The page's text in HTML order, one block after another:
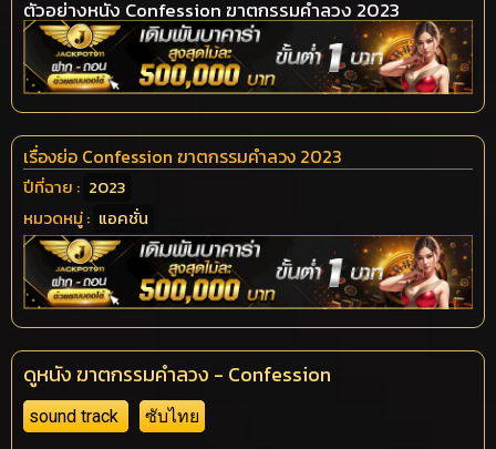
ตัวอย่างหนัง Confession ฆาตกรรมคำลวง 2023
เรื่องย่อ Confession ฆาตกรรมคำลวง 2023
ปีที่ฉาย : 2023
หมวดหมู่ : แอคชั่น
ดูหนัง ฆาตกรรมคำลวง - Confession
sound track ซับไทย